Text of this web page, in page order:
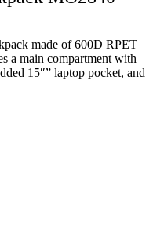
made of 600D RPET
a main compartment with
15″” laptop pocket, and